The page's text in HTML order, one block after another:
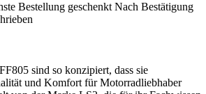
Bestellung geschenkt Nach Bestätigung
sind so konzipiert, dass sie
und Komfort für Motorradliebhaber